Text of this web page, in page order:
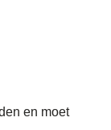
en moet